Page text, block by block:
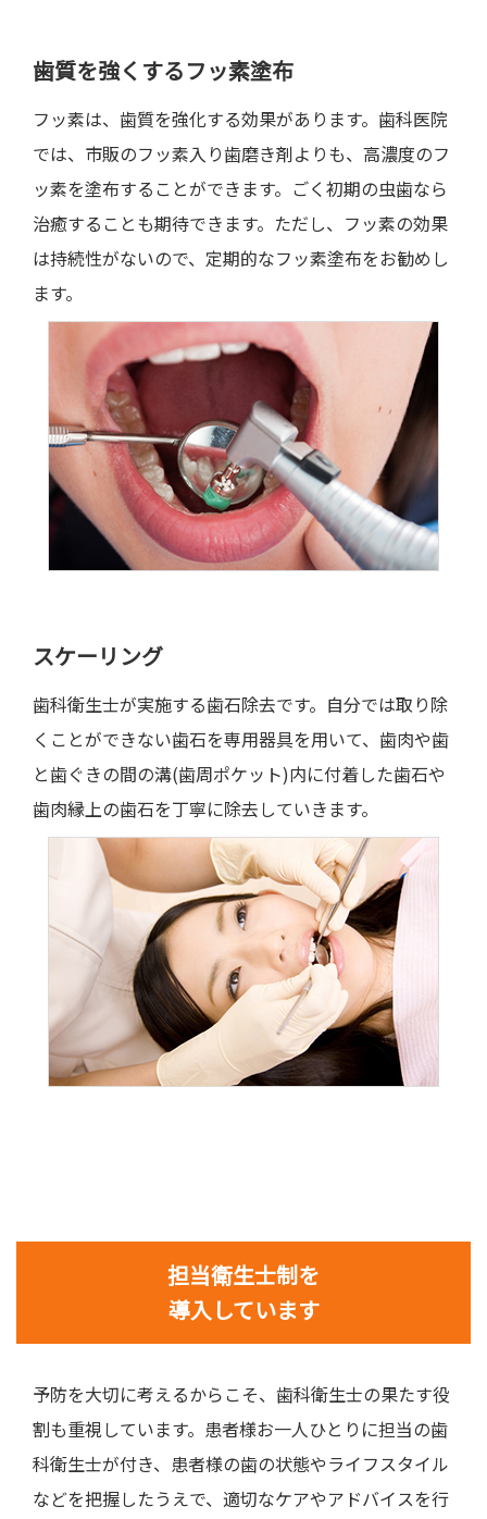
歯質を強くするフッ素塗布
フッ素は、歯質を強化する効果があります。歯科医院
では、市販のフッ素入り歯磨き剤よりも、高濃度のフ
ッ素を塗布することができます。ごく初期の虫歯なら
治癒することも期待できます。ただし、フッ素の効果
は持続性がないので、定期的なフッ素塗布をお勧めし
ます。
スケーリング
歯科衛生士が実施する歯石除去です。自分では取り除
くことができない歯石を専用器具を用いて、歯肉や歯
と歯ぐきの間の溝(歯周ポケット)内に付着した歯石や
歯肉縁上の歯石を丁寧に除去していきます。
担当衛生士制を
導入しています
予防を大切に考えるからこそ、歯科衛生士の果たす役
割も重視しています。患者様お一人ひとりに担当の歯
科衛生士が付き、患者様の歯の状態やライフスタイル
などを把握したうえで、適切なケアやアドバイスを行